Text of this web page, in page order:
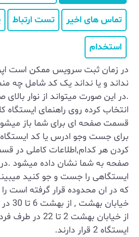
تماس های اخیر تست ارتباط
استخدام
در زمان ثبت سرویس ممکن است
نداند و یا نداند یک کد شامل چه
.در این صورت میتواند از نوار
انتخاب کرده روی راهنمای ایستگاه
قسمت صفحه ای برای شما باز
برای جست وجو ادرس یا کد ایستگاه
کردن هر کدام,اطلاعات کاملی در
صفحه به شما نشان داده میشود .در
ایستگاهی را جست و جو کنید
که در ان محدوده قرار گرفته است
از خیابان بهشت 2
ایستگاه 2 قرار دارند.